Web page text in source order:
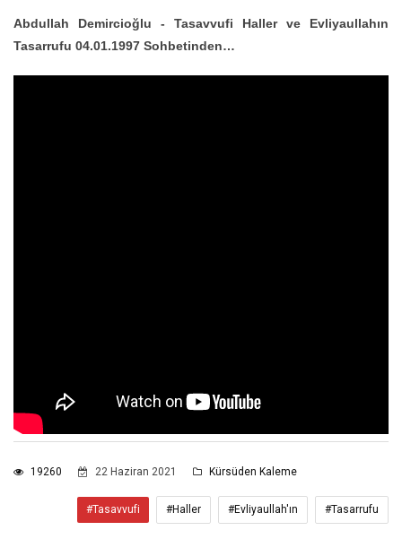
Abdullah Demircioğlu - Tasavvufi Haller ve Evliyaullahın
Tasarrufu 04.01.1997 Sohbetinden…
19260 22 Haziran 2021 Kürsüden Kaleme
#Tasavvufi #Haller #Evliyaullah'ın #Tasarrufu